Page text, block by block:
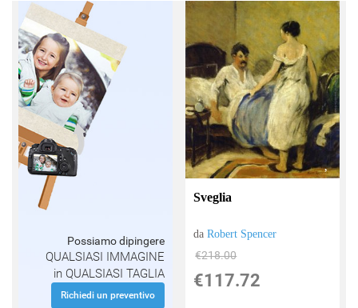
Possiamo dipingere
QUALSIASI IMMAGINE
in QUALSIASI TAGLIA
Richiedi un preventivo
Sveglia
daRobert Spencer
€218.00
€117.72